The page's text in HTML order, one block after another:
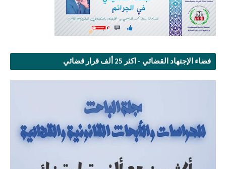
فضاء الإجتهاد القضائي - اكثر 25 ألف قرار قضائي